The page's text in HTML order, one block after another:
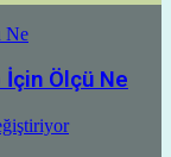
Ne
İçin Ölçü Ne